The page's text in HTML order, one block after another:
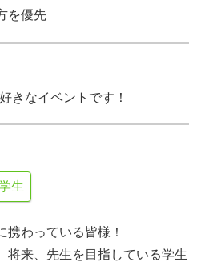
を優先
きなイベントです！
生
携わっている皆様！
将来、先生を目指している学生